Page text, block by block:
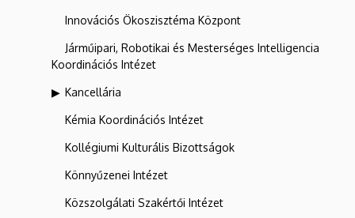
Innovációs Ökoszisztéma Központ
Járműipari, Robotikai és Mesterséges Intelligencia
Koordinációs Intézet
Kancellária
Kémia Koordinációs Intézet
Kollégiumi Kulturális Bizottságok
Könnyűzenei Intézet
Közszolgálati Szakértői Intézet